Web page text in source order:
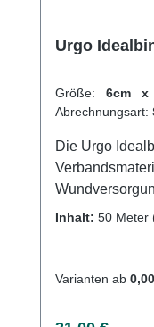
Urgo
Größe: 6cm
Abrechnungsart:
Die Urgo
besonders
Inhalt: 50 Meter
Varianten ab